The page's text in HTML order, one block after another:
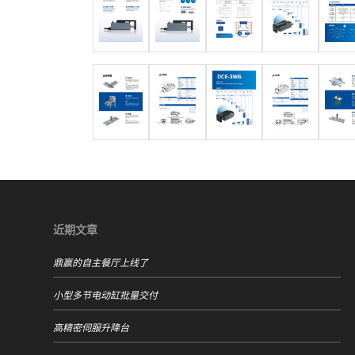
近期文章
鼎赢的自主餐厅上线了
小型多节电动缸批量交付
高精密伺服升降台